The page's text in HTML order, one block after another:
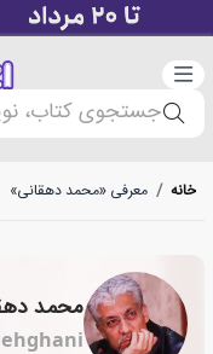
دسته‌بندی
جستجوی کتاب،
خانه / معرفی «محمد دهقانی»
محمد